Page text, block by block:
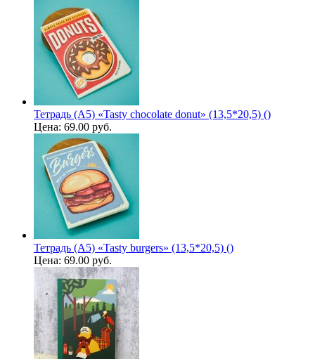
Тетрадь (A5) «Tasty chocolate donut» (13,5*20,5) ()
Цена: 69.00 руб.
Тетрадь (A5) «Tasty burgers» (13,5*20,5) ()
Цена: 69.00 руб.